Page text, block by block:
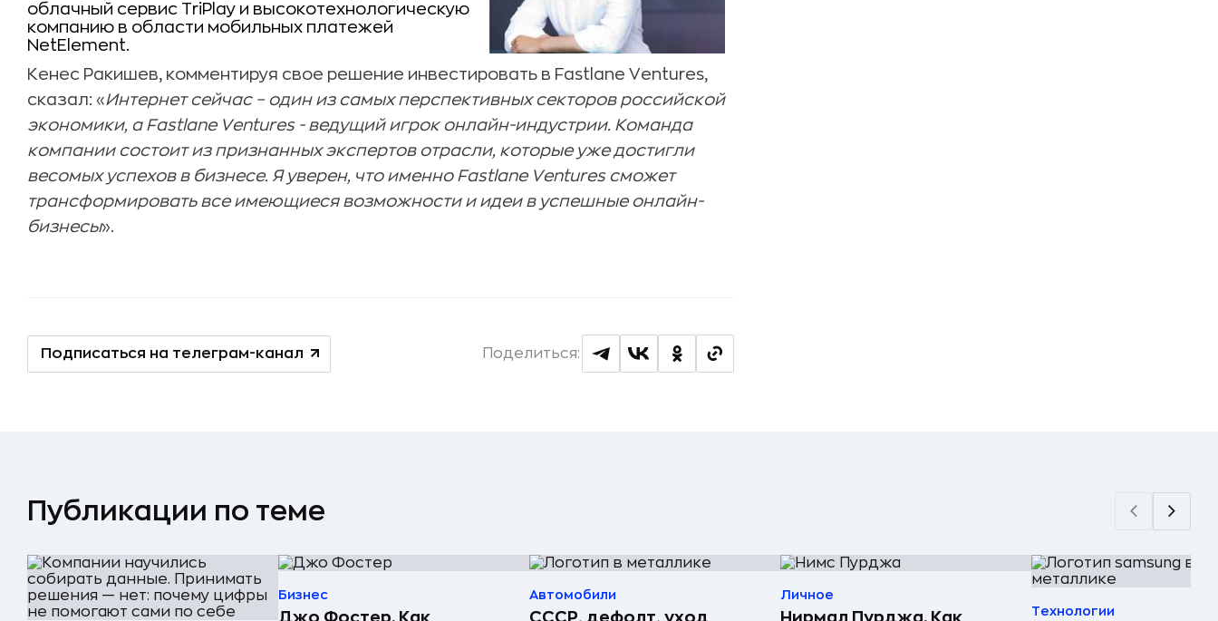
облачный сервис TriPlay и высокотехнологическую
компанию в области мобильных платежей
NetElement.
Кенес Ракишев, комментируя свое решение инвестировать в Fastlane Ventures,
сказал: «Интернет сейчас – один из самых перспективных секторов российской
экономики, а Fastlane Ventures - ведущий игрок онлайн-индустрии. Команда
компании состоит из признанных экспертов отрасли, которые уже достигли
весомых успехов в бизнесе. Я уверен, что именно Fastlane Ventures сможет
трансформировать все имеющиеся возможности и идеи в успешные онлайн-
бизнесы».
Подписаться на телеграм-канал Поделиться:
Публикации по теме
Бизнес
Джо Фостер. Как
Автомобили
СССР, дефолт, уход
Личное
Нирмал Пурджа. Как
Технологии